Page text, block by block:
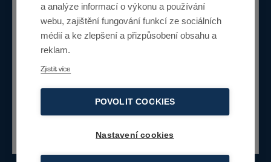
Nevíte si rady jaké řešení je pro vás
vhodné. Napište nám a my vám rádi poradíme s
výběrem.
Nebo zavolejte
a analýze informací o výkonu a používání
webu, zajištění fungování funkcí ze sociálních
médií a ke zlepšení a přizpůsobení obsahu a
reklam.
Zjistit více
POVOLIT COOKIES
Nastavení cookies